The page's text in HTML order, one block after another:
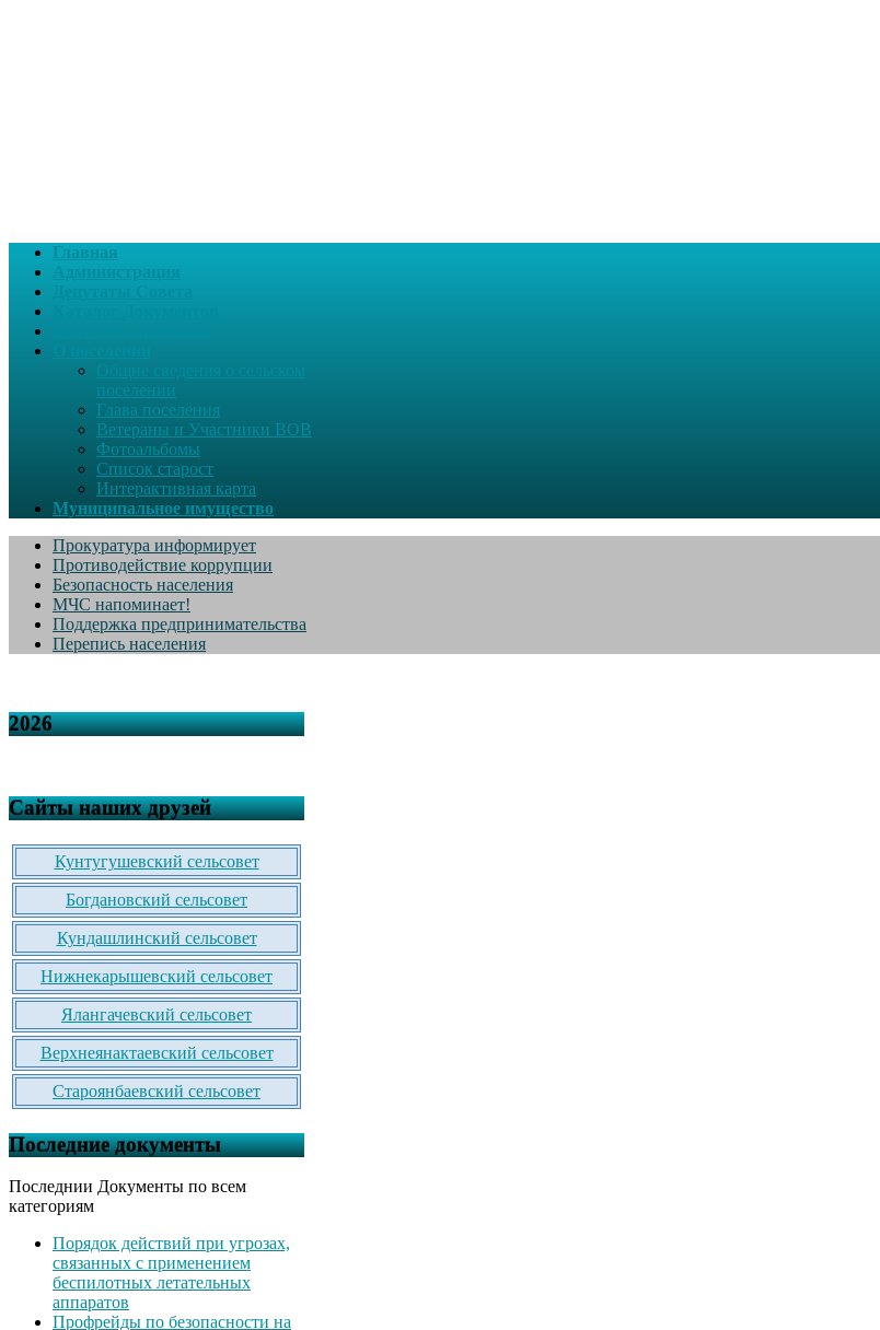
Главная
поселении
Глава поселения
Ветераны и Участники ВОВ
Фотоальбомы
Список старост
Интерактивная карта
Муниципальное имущество
Прокуратура информирует
Противодействие коррупции
Безопасность населения
МЧС напоминает!
Поддержка предпринимательства
Перепись населения
2026
Сайты наших друзей
Кунтугушевский сельсовет
Богдановский сельсовет
Кундашлинский сельсовет
Нижнекарышевский сельсовет
Ялангачевский сельсовет
Верхнеянактаевский сельсовет
Староянбаевский сельсовет
Последние документы
Последнии Документы по всем
категориям
Порядок действий при угрозах,
связанных с применением
беспилотных летательных
аппаратов
Профрейды по безопасности на